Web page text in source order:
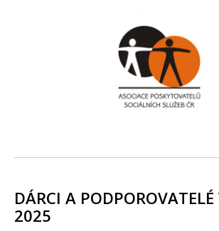
DÁRCI A PODPOROVATELÉ
2025